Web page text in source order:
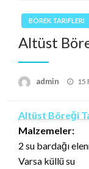
BÖREK TARIFLERI
Altüst
admin 15
Altüst Böreği
Malzemeler:
2 su bardağı
Varsa küllü su